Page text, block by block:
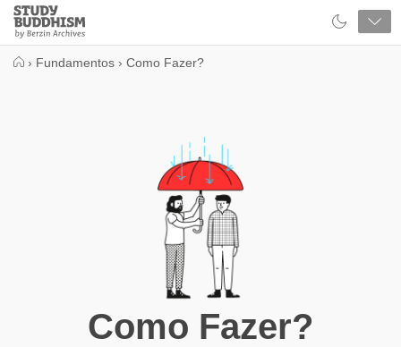
Close
Study
Buddhism
› Fundamentos › Como Fazer?
Como Fazer?